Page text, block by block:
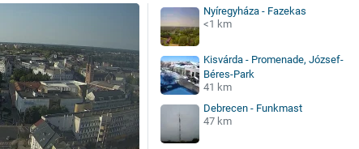
Nyíregyháza - Fazekas
<1 km
Kisvárda - Promenade, József-
Béres-Park
41 km
Debrecen - Funkmast
47 km